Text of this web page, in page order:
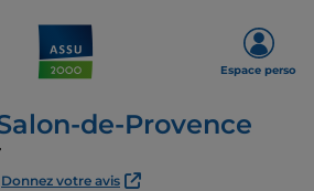
Espace perso
de-Provence
Donnez votre avis